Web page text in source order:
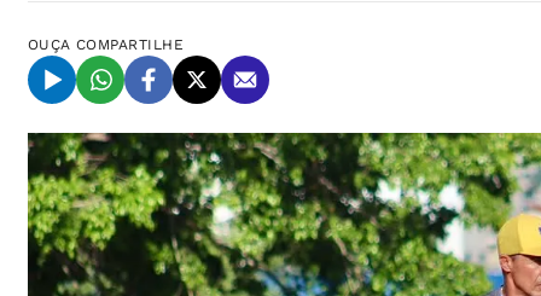
OUÇA COMPARTILHE